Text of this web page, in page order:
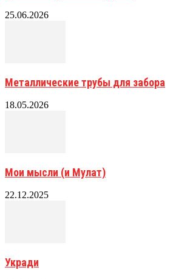
25.06.2026
Металлические трубы для забора
18.05.2026
Мои мысли (и Мулат)
22.12.2025
Укради